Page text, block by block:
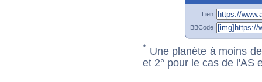
Lien
BBCode
* Une planète à moins
et 2° pour le cas de l'AS